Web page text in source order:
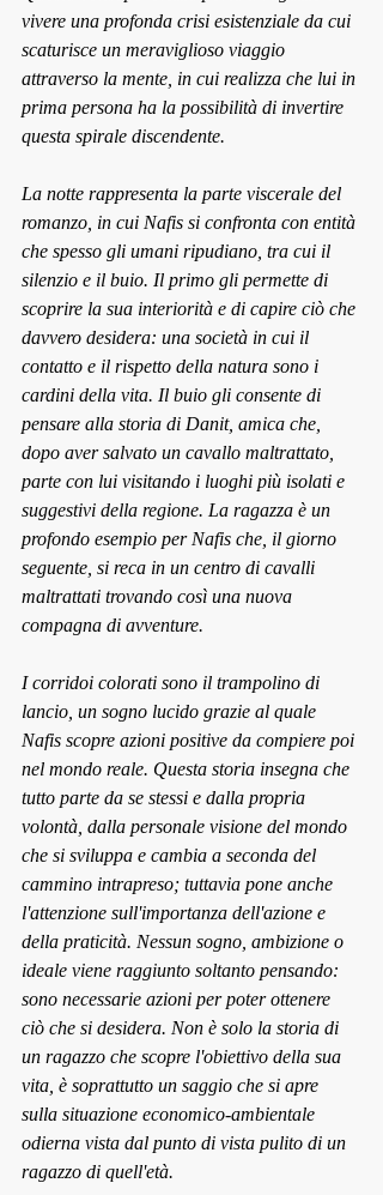
vivere una profonda crisi esistenziale da cui
scaturisce un meraviglioso viaggio
attraverso la mente, in cui realizza che lui in
prima persona ha la possibilità di invertire
questa spirale discendente.
La notte rappresenta la parte viscerale del
romanzo, in cui Nafis si confronta con entità
che spesso gli umani ripudiano, tra cui il
silenzio e il buio. Il primo gli permette di
scoprire la sua interiorità e di capire ciò che
davvero desidera: una società in cui il
contatto e il rispetto della natura sono i
cardini della vita. Il buio gli consente di
pensare alla storia di Danit, amica che,
dopo aver salvato un cavallo maltrattato,
parte con lui visitando i luoghi più isolati e
suggestivi della regione. La ragazza è un
profondo esempio per Nafis che, il giorno
seguente, si reca in un centro di cavalli
maltrattati trovando così una nuova
compagna di avventure.
I corridoi colorati sono il trampolino di
lancio, un sogno lucido grazie al quale
Nafis scopre azioni positive da compiere poi
nel mondo reale. Questa storia insegna che
tutto parte da se stessi e dalla propria
volontà, dalla personale visione del mondo
che si sviluppa e cambia a seconda del
cammino intrapreso; tuttavia pone anche
l'attenzione sull'importanza dell'azione e
della praticità. Nessun sogno, ambizione o
ideale viene raggiunto soltanto pensando:
sono necessarie azioni per poter ottenere
ciò che si desidera. Non è solo la storia di
un ragazzo che scopre l'obiettivo della sua
vita, è soprattutto un saggio che si apre
sulla situazione economico-ambientale
odierna vista dal punto di vista pulito di un
ragazzo di quell'età.